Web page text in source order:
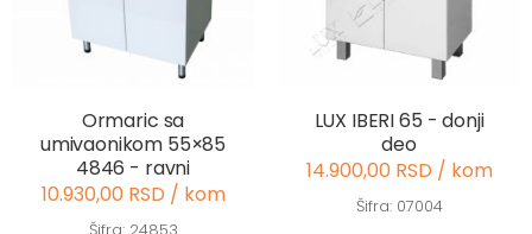
Ormaric sa
umivaonikom 55×85
4846 - ravni
10.930,00 RSD / kom
Šifra: 24853
LUX IBERI 65 - donji
deo
14.900,00 RSD / kom
Šifra: 07004